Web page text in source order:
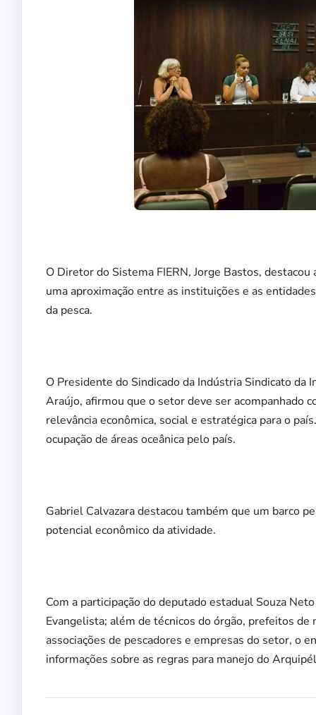
O Diretor do Sistema FIERN, Jorge Bastos,
uma aproximação entre as instituições e as
da pesca.
O Presidente do Sindicado da Indústria Sindicato da
Araújo, afirmou que o setor deve ser acompanhado
relevância econômica, social e estratégica para o
ocupação de áreas oceânica pelo país.
Gabriel Calvazara destacou também que um barco
potencial econômico da atividade.
Com a participação do deputado estadual Souza
Evangelista; além de técnicos do órgão, prefeitos
associações de pescadores e empresas do setor, o
informações sobre as regras para manejo do